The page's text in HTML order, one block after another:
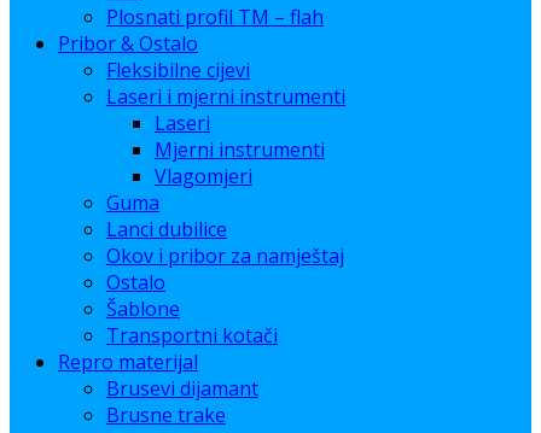
Plosnati profil TM – flah
Pribor & Ostalo
Fleksibilne cijevi
Laseri i mjerni instrumenti
Laseri
Mjerni instrumenti
Vlagomjeri
Guma
Lanci dubilice
Okov i pribor za namještaj
Ostalo
Šablone
Transportni kotači
Repro materijal
Brusevi dijamant
Brusne trake